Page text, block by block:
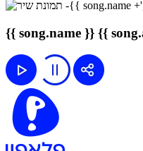
{{ song.name }} {{